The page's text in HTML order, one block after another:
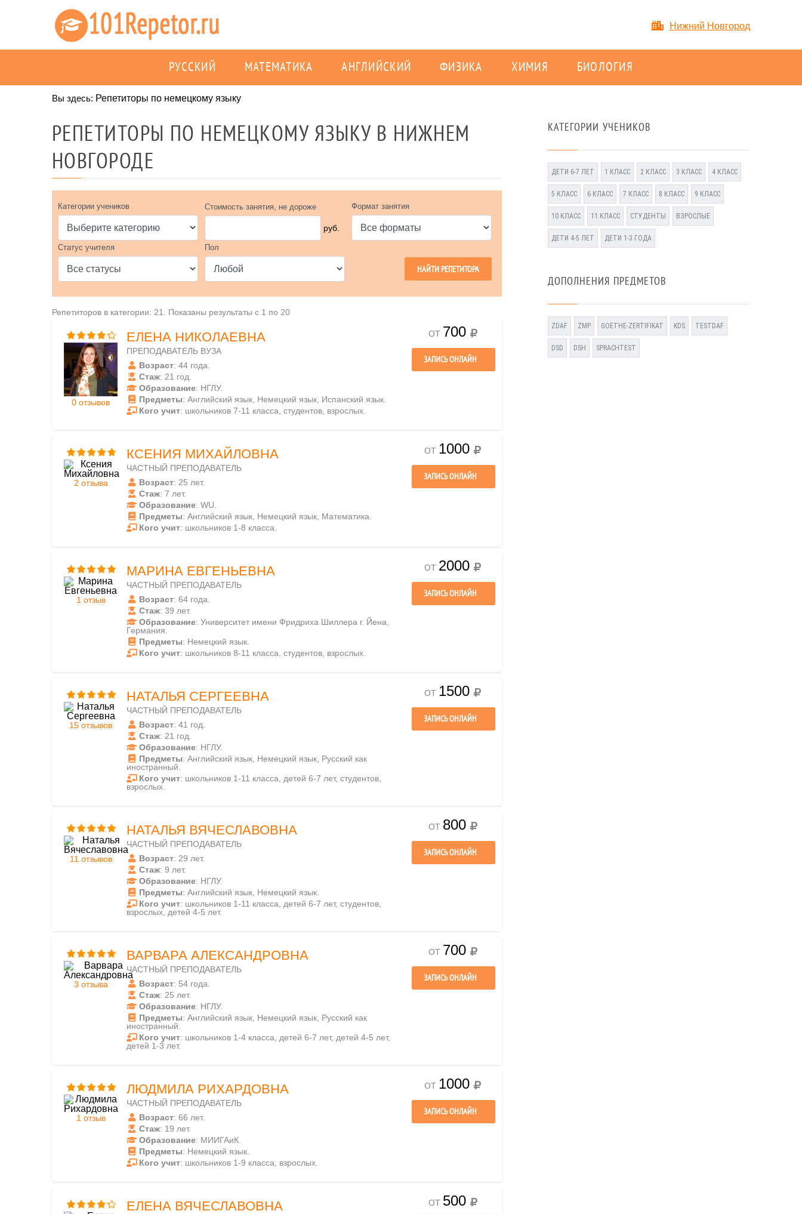
Нижний Новгород
РУССКИЙ МАТЕМАТИКА АНГЛИЙСКИЙ ФИЗИКА ХИМИЯ БИОЛОГИЯ
Вы здесь: Репетиторы по немецкому языку
РЕПЕТИТОРЫ ПО НЕМЕЦКОМУ ЯЗЫКУ В НИЖНЕМ
НОВГОРОДЕ
Категории учеников Стоимость занятия, не дороже
руб.
Формат занятия
Статус учителя Пол
Репетиторов в категории: 21. Показаны результаты с 1 по 20
0 отзывов
ЕЛЕНА НИКОЛАЕВНА
ПРЕПОДАВАТЕЛЬ ВУЗА
Возраст: 44 года.
Стаж: 21 год.
Образование: НГЛУ.
Предметы: Английский язык, Немецкий язык, Испанский язык.
Кого учит: школьников 7-11 класса, студентов, взрослых.
ОТ 700
ЗАПИСЬ ОНЛАЙН
2 отзыва
КСЕНИЯ МИХАЙЛОВНА
ЧАСТНЫЙ ПРЕПОДАВАТЕЛЬ
Возраст: 25 лет.
Стаж: 7 лет.
Образование: WU.
Предметы: Английский язык, Немецкий язык, Математика.
Кого учит: школьников 1-8 класса.
ОТ 1000
ЗАПИСЬ ОНЛАЙН
1 отзыв
МАРИНА ЕВГЕНЬЕВНА
ЧАСТНЫЙ ПРЕПОДАВАТЕЛЬ
Возраст: 64 года.
Стаж: 39 лет.
Образование: Университет имени Фридриха Шиллера г. Йена,
Германия.
Предметы: Немецкий язык.
Кого учит: школьников 8-11 класса, студентов, взрослых.
ОТ 2000
ЗАПИСЬ ОНЛАЙН
15 отзывов
НАТАЛЬЯ СЕРГЕЕВНА
ЧАСТНЫЙ ПРЕПОДАВАТЕЛЬ
Возраст: 41 год.
Стаж: 21 год.
Образование: НГЛУ.
Предметы: Английский язык, Немецкий язык, Русский как
иностранный.
Кого учит: школьников 1-11 класса, детей 6-7 лет, студентов,
взрослых.
ОТ 1500
ЗАПИСЬ ОНЛАЙН
11 отзывов
НАТАЛЬЯ ВЯЧЕСЛАВОВНА
ЧАСТНЫЙ ПРЕПОДАВАТЕЛЬ
Возраст: 29 лет.
Стаж: 9 лет.
Образование: НГЛУ.
Предметы: Английский язык, Немецкий язык.
Кого учит: школьников 1-11 класса, детей 6-7 лет, студентов,
взрослых, детей 4-5 лет.
ОТ 800
ЗАПИСЬ ОНЛАЙН
3 отзыва
ВАРВАРА АЛЕКСАНДРОВНА
ЧАСТНЫЙ ПРЕПОДАВАТЕЛЬ
Возраст: 54 года.
Стаж: 25 лет.
Образование: НГЛУ.
Предметы: Английский язык, Немецкий язык, Русский как
иностранный.
Кого учит: школьников 1-4 класса, детей 6-7 лет, детей 4-5 лет,
детей 1-3 лет.
ОТ 700
ЗАПИСЬ ОНЛАЙН
1 отзыв
ЛЮДМИЛА РИХАРДОВНА
ЧАСТНЫЙ ПРЕПОДАВАТЕЛЬ
Возраст: 66 лет.
Стаж: 19 лет.
Образование: МИИГАиК.
Предметы: Немецкий язык.
Кого учит: школьников 1-9 класса, взрослых.
ОТ 1000
ЗАПИСЬ ОНЛАЙН
ЕЛЕНА ВЯЧЕСЛАВОВНА ОТ 500
КАТЕГОРИИ УЧЕНИКОВ
ДЕТИ 6-7 ЛЕТ 1 КЛАСС 2 КЛАСС 3 КЛАСС 4 КЛАСС
5 КЛАСС 6 КЛАСС 7 КЛАСС 8 КЛАСС 9 КЛАСС
10 КЛАСС 11 КЛАСС СТУДЕНТЫ ВЗРОСЛЫЕ
ДЕТИ 4-5 ЛЕТ ДЕТИ 1-3 ГОДА
ДОПОЛНЕНИЯ ПРЕДМЕТОВ
ZDAF ZMP GOETHE-ZERTIFIKAT KDS TESTDAF
DSD DSH SPRACHTEST